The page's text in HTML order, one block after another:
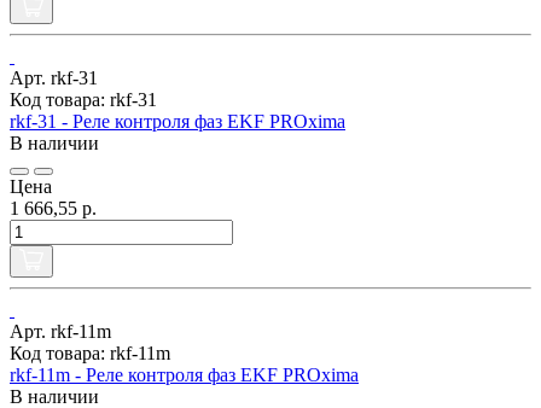
Арт. rkf-31
Код товара: rkf-31
rkf-31 - Реле контроля фаз EKF PROxima
В наличии
Цена
1 666,55 р.
Арт. rkf-11m
Код товара: rkf-11m
rkf-11m - Реле контроля фаз EKF PROxima
В наличии